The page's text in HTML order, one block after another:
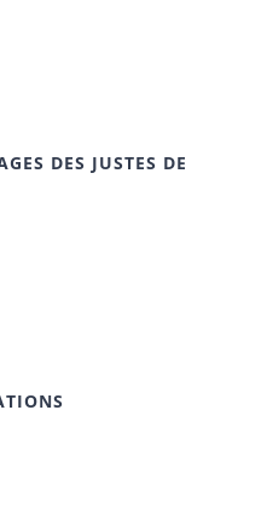
DES JUSTES DE